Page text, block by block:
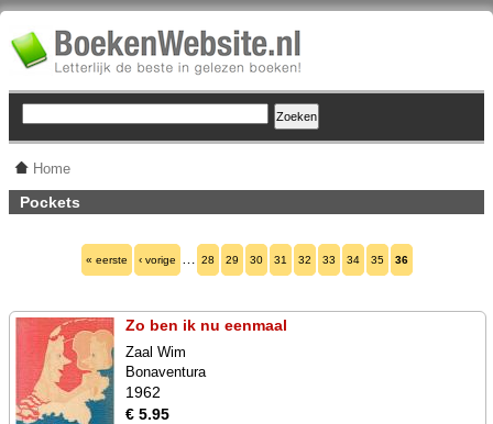
Home
Pockets
« eerste ‹ vorige 28 29 30 31 32 33 34 35 36
Zo ben ik nu eenmaal
Zaal Wim
Bonaventura
1962
€ 5.95